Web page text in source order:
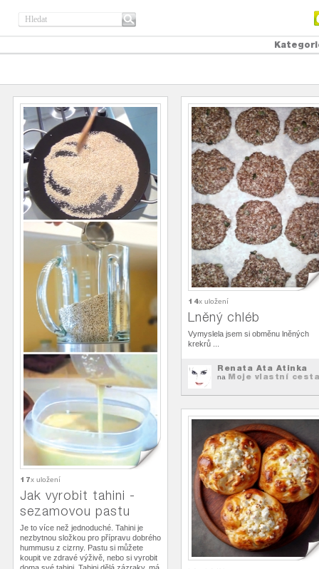
17x uložení
Jak vyrobit tahini -
sezamovou pastu
Je to více než jednoduché. Tahini je
nezbytnou složkou pro přípravu dobrého
hummusu z cizrny. Pastu si můžete
koupit ve zdravé výživě, nebo si vyrobit
14x uložení
Lněný chléb
Vymyslela jsem si obměnu lněných
krekrů ...
Renata Ata Atinka
na Moje vlastní cesta